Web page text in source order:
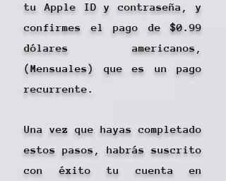
tu Apple ID y contraseña, y
confirmes el pago de $0.99
dólares americanos,
(Mensuales) que es un pago
recurrente.
Una vez que hayas completado
estos pasos, habrás suscrito
con éxito tu cuenta en